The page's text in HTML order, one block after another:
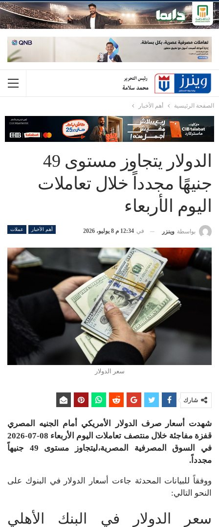
الصفحة الرئيسية أهم الأخبار
الدولار يتجاوز مستوى 49
جنيهًا مجدداً خلال تعاملات
اليوم الأربعاء
أهم الأخبار عملات بواسطة وينزر في 12:34 م 8 يوليو، 2026
سعر الدولار
شارك
شهدت أسعار صرف الدولار الأمريكي أمام الجنيه المصري
قفزة مفاجئة خلال منتصف تعاملات اليوم الأربعاء 08-07-2026
في السوق المصرفية المصرية،ليتجاوز مستوى 49 جنيهاً
مجدداً.
ووفقاً للبيانات المحدثة جاءت أسعار الدولار في البنوك على
النحو التالي:
سعر الدولار في البنك الأهلي